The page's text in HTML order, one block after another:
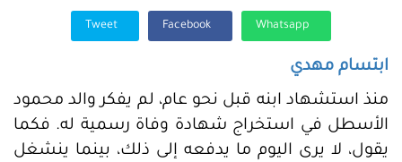
ابتسام مهدي
منذ استشهاد ابنه قبل نحو عام، لم يفكر والد محمود
الأسطل في استخراج شهادة وفاة رسمية له. فكما
يقول، لا يرى اليوم ما يدفعه إلى ذلك، بينما ينشغل